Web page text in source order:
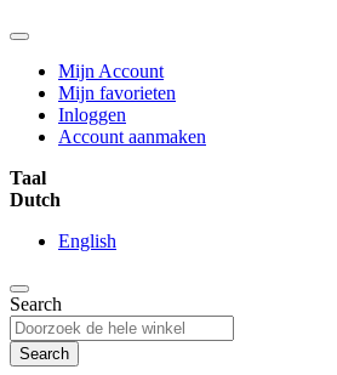
Mijn Account
Mijn favorieten
Inloggen
Account aanmaken
Taal
Dutch
English
Search
Search